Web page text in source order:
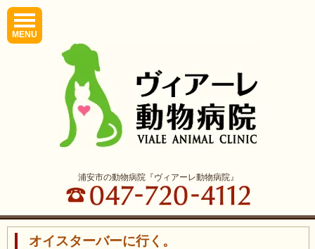
MENU
浦安市の動物病院『ヴィアーレ動物病院』
オイスターバーに行く。